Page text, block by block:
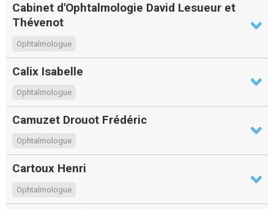
Cabinet d'Ophtalmologie David Lesueur et
Thévenot
Ophtalmologue
Calix Isabelle
Ophtalmologue
Camuzet Drouot Frédéric
Ophtalmologue
Cartoux Henri
Ophtalmologue